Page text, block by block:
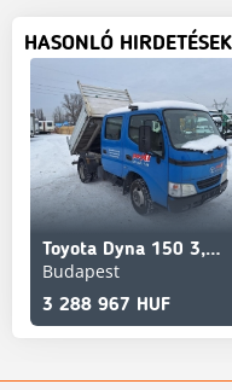
HASONLÓ
Toyota Dyna 150 3,0 D - Doka 3 sided Tipper
Budapest
3 288 967 HUF